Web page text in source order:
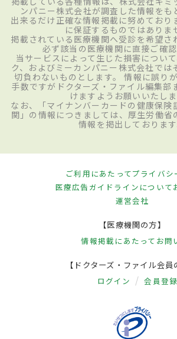
ンパニー株式会社が調査した情報をも
出来るだけ正確な情報掲載に努めており
に保証するものではありま
掲載されている医療機関へ受診を希望さ
必ず該当の医療機関に直接ご確認
当サービスによって生じた損害につい
ク、およびミーカンパニー株式会社では
切負わないものとします。 情報に誤り
手数ですがドクターズ・ファイル編集部
けますようお願いいたしま
なお、「マイナンバーカードの健康保険
関」の情報につきましては、厚生労働省
情報を掲出しております
ご利用にあたってプライバシ
医療広告ガイドラインについて
運営会社
【医療機関の方】
情報掲載にあたって お問
【ドクターズ・ファイル会員
ログイン 会員登録